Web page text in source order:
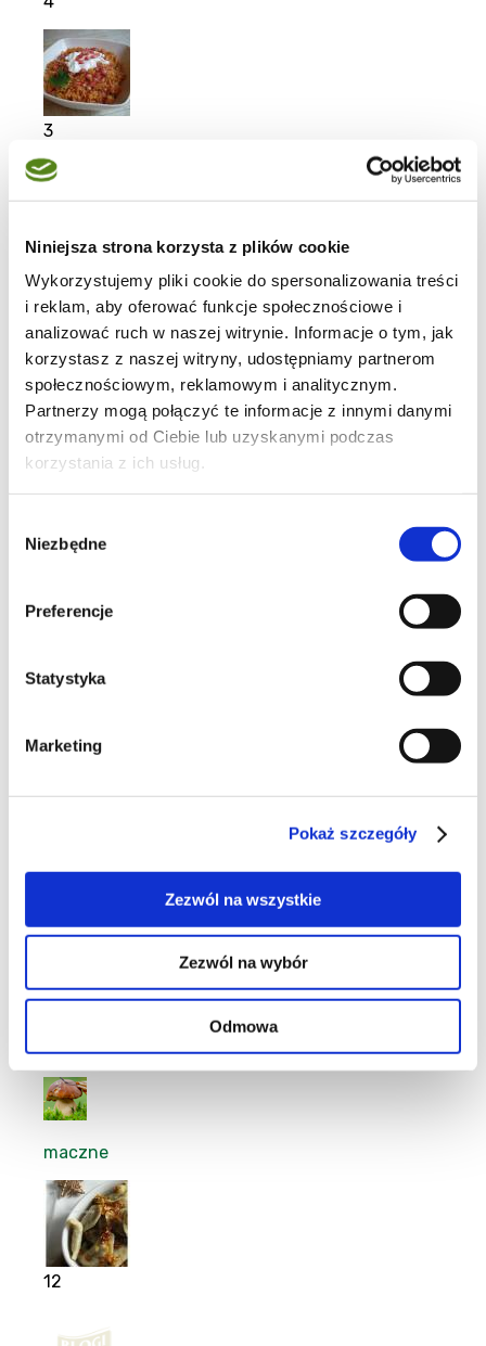
Niniejsza strona korzysta z plików cookie
Wykorzystujemy pliki cookie do spersonalizowania treści
i reklam, aby oferować funkcje społecznościowe i
analizować ruch w naszej witrynie. Informacje o tym, jak
korzystasz z naszej witryny, udostępniamy partnerom
społecznościowym, reklamowym i analitycznym.
Partnerzy mogą połączyć te informacje z innymi danymi
otrzymanymi od Ciebie lub uzyskanymi podczas
korzystania z ich usług.
zgody
Niezbędne
Preferencje
Statystyka
Marketing
Pokaż szczegóły
Zezwól na wszystkie
Zezwól na wybór
Odmowa
3
12
4
maczne
12